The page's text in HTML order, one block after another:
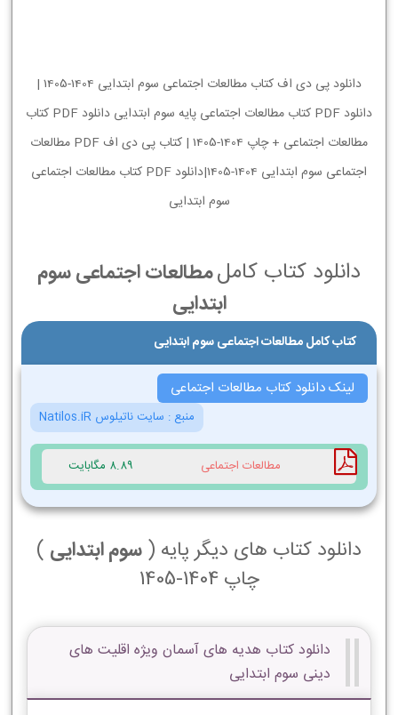
دانلود پی دی اف کتاب مطالعات اجتماعی سوم ابتدایی 1404-1405 |
دانلود PDF کتاب مطالعات اجتماعی پایه سوم ابتدایی دانلود PDF کتاب
مطالعات اجتماعی + چاپ 1404-1405 | کتاب پی دی اف PDF مطالعات
اجتماعی سوم ابتدایی 1404-1405|دانلود PDF کتاب مطالعات اجتماعی
سوم ابتدایی
دانلود کتاب کاملمطالعات اجتماعی سوم
ابتدایی
کتاب کامل مطالعات اجتماعی سوم ابتدایی
لینک دانلود کتاب مطالعات اجتماعی
منبع : سایت ناتیلوس Natilos.iR
مطالعات اجتماعی 8.89 مگابایت
دانلود کتاب های دیگر پایه (سوم ابتدایی )
چاپ 1404-1405
دانلود کتاب هدیه های آسمان ویژه اقلیت های
دینی سوم ابتدایی